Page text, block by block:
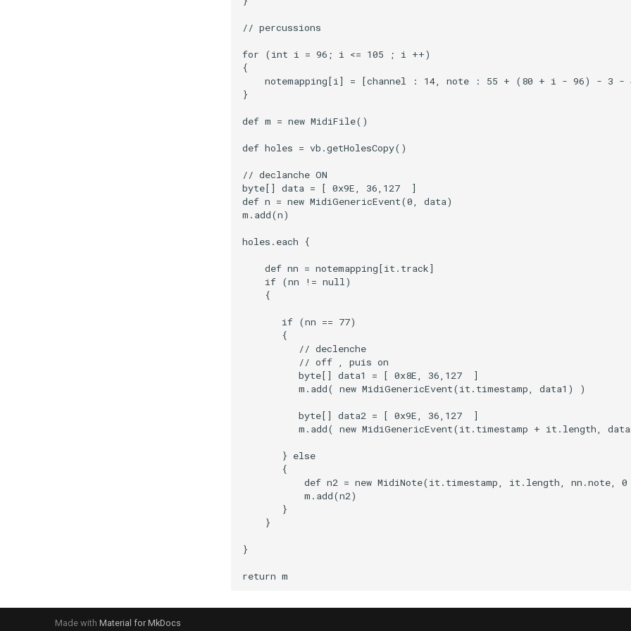
// percussions
for (int i = 96; i <= 105 ; i ++)
{
notemapping[i] = [channel : 14, note : 55 + (80 + i - 96) - 3 -
}
def m = new MidiFile()
def holes = vb.getHolesCopy()
// declanche ON
byte[] data = [ 0x9E, 36,127  ]
def n = new MidiGenericEvent(0, data)
m.add(n)
holes.each {
    def nn = notemapping[it.track]
    if (nn != null)
    {
       if (nn == 77)
       {
          // declenche
          // off , puis on
          byte[] data1 = [ 0x8E, 36,127  ]
          m.add( new MidiGenericEvent(it.timestamp, data1) )
          byte[] data2 = [ 0x9E, 36,127  ]
m.add( new MidiGenericEvent(it.timestamp + it.length,
       } else
       {
def n2 = new MidiNote(it.timestamp, it.length, nn.note,
           m.add(n2)
       }
    }
}
Made with Material for MkDocs